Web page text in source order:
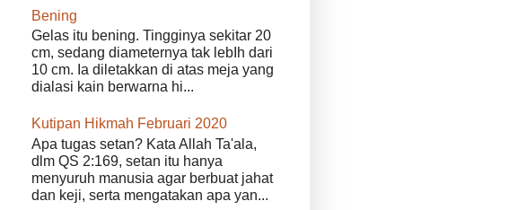
Bening
Gelas itu bening. Tingginya sekitar 20
cm, sedang diameternya tak lebIh dari
10 cm. Ia diletakkan di atas meja yang
dialasi kain berwarna hi...
Kutipan Hikmah Februari 2020
Apa tugas setan? Kata Allah Ta'ala,
dlm QS 2:169, setan itu hanya
menyuruh manusia agar berbuat jahat
dan keji, serta mengatakan apa yan...